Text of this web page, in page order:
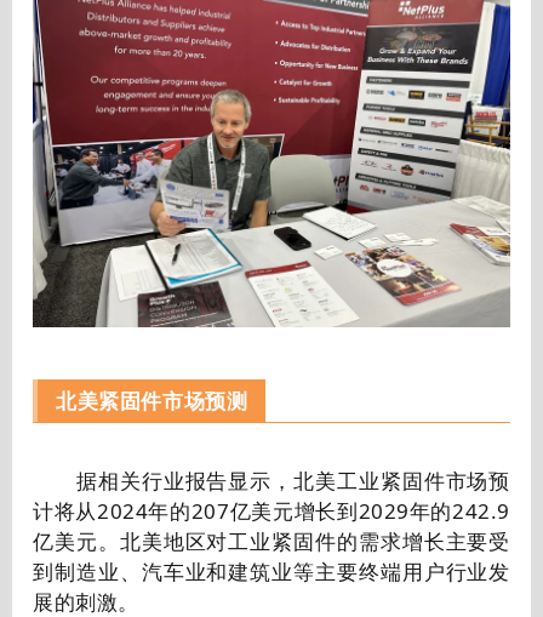
北美紧固件市场预测
据相关行业报告显示，北美工业紧固件市场预
计将从2024年的207亿美元增长到2029年的242.9
亿美元。北美地区对工业紧固件的需求增长主要受
到制造业、汽车业和建筑业等主要终端用户行业发
展的刺激。